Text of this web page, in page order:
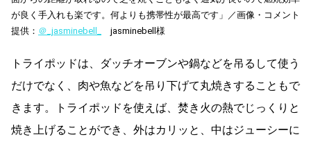
が良く手入れも楽です。何よりも携帯性が最高です」／画像・コメント
提供： ＠_jasminebell_ jasminebell様
トライポッドは、ダッチオーブンや鍋などを吊るして使う
だけでなく、肉や魚などを吊り下げて丸焼きすることもで
きます。トライポッドを使えば、焚き火の熱でじっくりと
焼き上げることができ、外はカリッと、中はジューシーに